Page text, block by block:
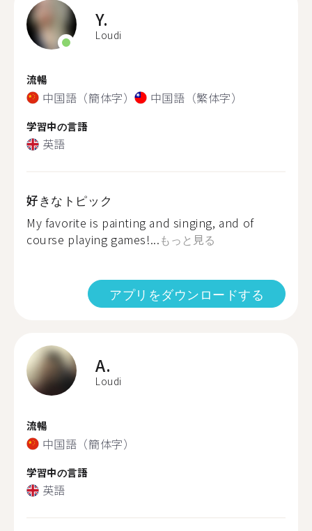
Y.
Loudi
流暢
中国語（簡体字） 中国語（繁体字）
学習中の言語
英語
好きなトピック
My favorite is painting and singing, and of
course playing games!...もっと見る
アプリをダウンロードする
A.
Loudi
流暢
中国語（簡体字）
学習中の言語
英語